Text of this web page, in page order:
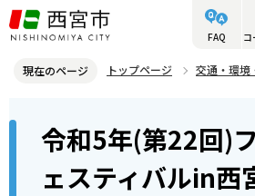
こ
の
ジ
FAQ コ
現在のページ トップページ
交通・環境
フラワーフェスティバル・フラワーキャラバン
令和5年(第22回)フラワーフェスティバルin西
令和5年(第22回)
ェスティバルin